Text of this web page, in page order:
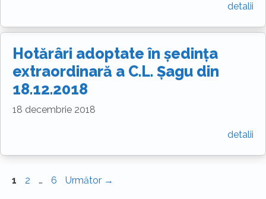
detalii
Hotărâri adoptate în ședința
extraordinară a C.L. Șagu din
18.12.2018
18 decembrie 2018
detalii
Pagina
1 Pagina
2 … Pagina
6 Următor →